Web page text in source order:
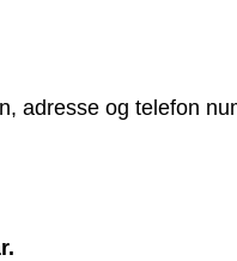
adresse og telefon